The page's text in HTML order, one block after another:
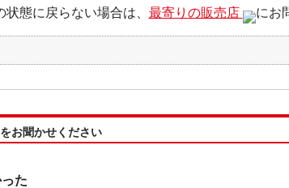
態に戻らない場合は、 最寄りの販売店 にお
お聞かせください
た